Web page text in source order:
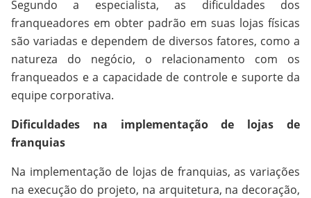
Segundo a especialista, as dificuldades dos
franqueadores em obter padrão em suas lojas físicas
são variadas e dependem de diversos fatores, como a
natureza do negócio, o relacionamento com os
franqueados e a capacidade de controle e suporte da
equipe corporativa.
Dificuldades na implementação de lojas de
franquias
Na implementação de lojas de franquias, as variações
na execução do projeto, na arquitetura, na decoração,